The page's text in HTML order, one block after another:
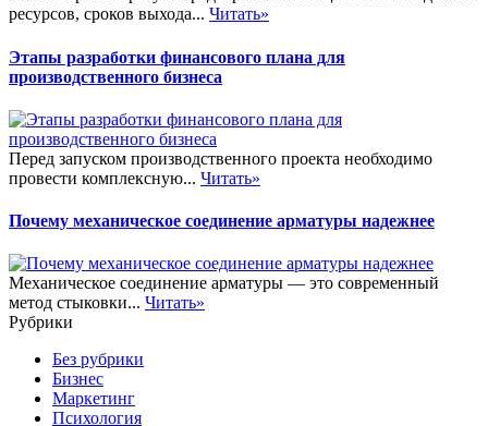
ресурсов, сроков выхода... Читать»
Этапы разработки финансового плана для
производственного бизнеса
Перед запуском производственного проекта необходимо
провести комплексную... Читать»
Почему механическое соединение арматуры надежнее
Механическое соединение арматуры — это современный
метод стыковки... Читать»
Рубрики
Без рубрики
Бизнес
Маркетинг
Психология